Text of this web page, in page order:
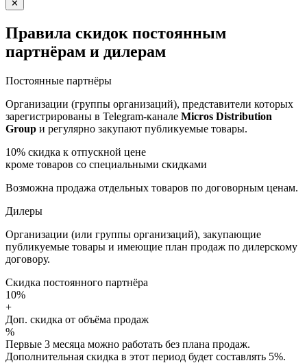
✕
Правила скидок постоянным
партнёрам и дилерам
Постоянные партнёры
Организации (группы организаций), представители которых
зарегистрированы в Telegram-канале Micros Distribution
Group и регулярно закупают публикуемые товары.
10% скидка к отпускной цене
кроме товаров со специальными скидками
Возможна продажа отдельных товаров по договорным ценам.
Дилеры
Организации (или группы организаций), закупающие
публикуемые товары и имеющие план продаж по дилерскому
договору.
Скидка постоянного партнёра
10%
+
Доп. скидка от объёма продаж
%
Первые 3 месяца можно работать без плана продаж.
Дополнительная скидка в этот период будет составлять 5%.